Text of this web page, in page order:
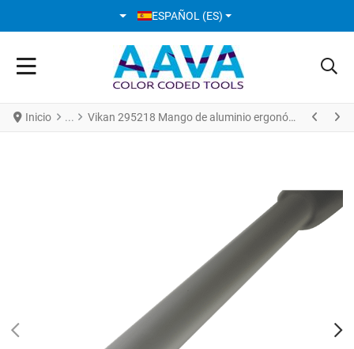
SELECCIONE SU IDIOMA
ESPAÑOL (ES)
Inicio Vikan 295218 Mango de aluminio ergonómico Ø29 mm 1375 mm Gris